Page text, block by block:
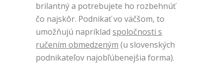
brilantný a potrebujete ho rozbehnúť
čo najskôr. Podnikať vo väčšom, to
umožňujú napríkladspoločnosti s
ručením obmedzeným (u slovenských
podnikateľov najobľúbenejšia forma).